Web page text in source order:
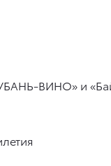
ВИНО» и